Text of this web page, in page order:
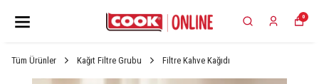
0
Tüm Ürünler Kağıt Filtre Grubu Filtre Kahve Kağıdı